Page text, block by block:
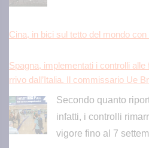
Arriva in sala “Robin Hood – Il
kman
La leggenda di
schermo con un volto
[...]